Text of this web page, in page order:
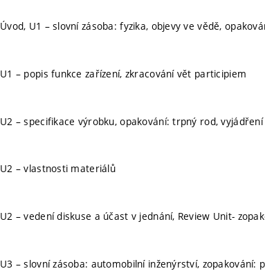
Úvod, U1 – slovní zásoba: fyzika, objevy ve vědě,
U1 – popis funkce zařízení, zkracování vět participiem
U2 – specifikace výrobku, opakování: trpný rod,
U2 – vlastnosti materiálů
U2 – vedení diskuse a účast v jednání, Review Unit-
U3 – slovní zásoba: automobilní inženýrství, zopakování: